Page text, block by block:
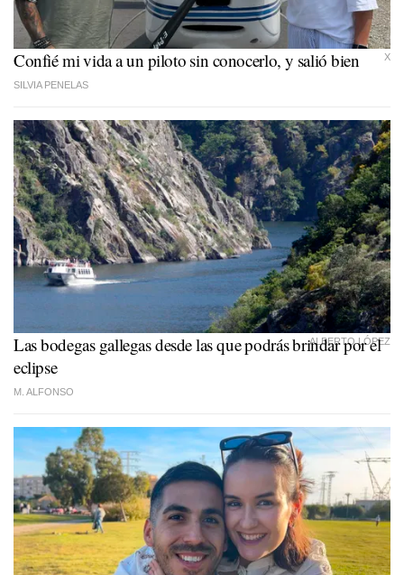
X
Confié mi vida a un piloto sin conocerlo, y salió bien
SILVIA PENELAS
ALBERTO LÓPEZ
Las bodegas gallegas desde las que podrás brindar por el
eclipse
M. ALFONSO